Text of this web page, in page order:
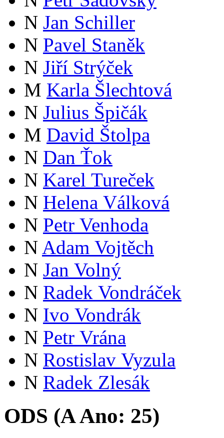
N Jan Schiller
N Pavel Staněk
N Jiří Strýček
M Karla Šlechtová
N Julius Špičák
M David Štolpa
N Dan Ťok
N Karel Tureček
N Helena Válková
N Petr Venhoda
N Adam Vojtěch
N Jan Volný
N Radek Vondráček
N Ivo Vondrák
N Petr Vrána
N Rostislav Vyzula
N Radek Zlesák
ODS (AAno: 25)